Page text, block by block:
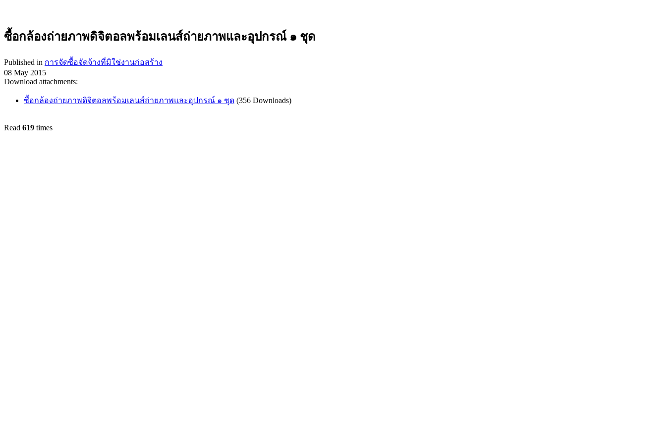
ซื้อกล้องถ่ายภาพดิจิตอลพร้อมเลนส์ถ่ายภาพและอุปกรณ์ ๑ ชุด
Published in การจัดซื้อจัดจ้างที่มิใช่งานก่อสร้าง
08 May 2015
Download attachments:
ซื้อกล้องถ่ายภาพดิจิตอลพร้อมเลนส์ถ่ายภาพและอุปกรณ์ ๑ ชุด (356 Downloads)
Read 619 times